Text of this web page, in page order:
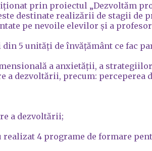
prin proiectul „Dezvoltăm
destinate realizării de stagii
pe nevoile elevilor și a
5 unități de învățământ ce fac
a anxietății, a
a dezvoltării, precum:
a dezvoltării;
4 programe de formare